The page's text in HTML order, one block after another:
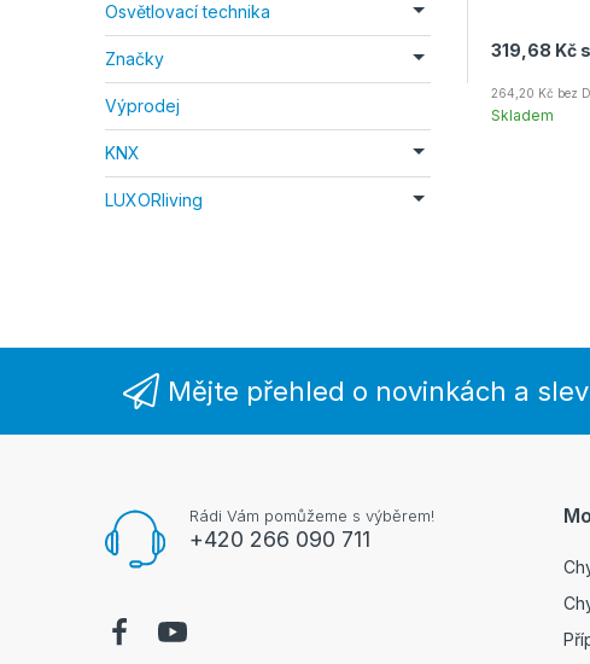
Osvětlovací technika
Značky
Výprodej
KNX
LUXORliving
319,68 Kč
264,20 Kč bez
Skladem
Mějte přehled o novinkách a
Rádi Vám pomůžeme s výběrem!
+420 266 090 711